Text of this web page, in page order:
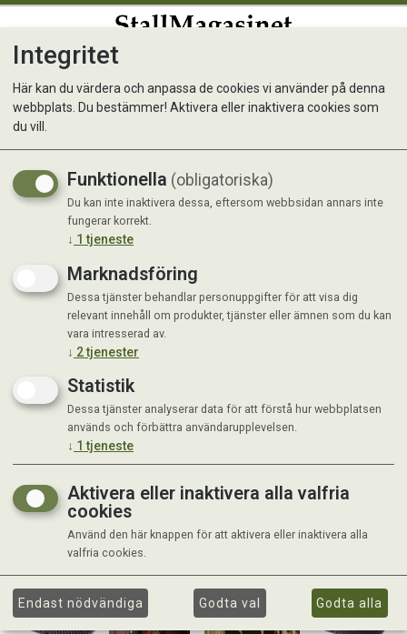
Klimatta
Integritet
Här kan du värdera och anpassa de cookies vi använder på denna
webbplats. Du bestämmer! Aktivera eller inaktivera cookies som
du vill.
Funktionella (obligatoriska)
Du kan inte inaktivera dessa, eftersom webbsidan annars inte
fungerar korrekt.
↓ 1 tjeneste
Marknadsföring
Dessa tjänster behandlar personuppgifter för att visa dig
relevant innehåll om produkter, tjänster eller ämnen som du kan
vara intresserad av.
↓ 2tjenester
Statistik
Dessa tjänster analyserar data för att förstå hur webbplatsen
används och förbättra användarupplevelsen.
↓ 1 tjeneste
Aktivera eller inaktivera alla valfria
cookies
Använd den här knappen för att aktivera eller inaktivera alla
valfria cookies.
Endast nödvändiga Godta val Godta alla